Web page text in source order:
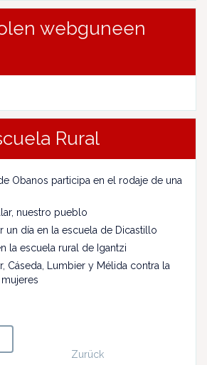
webguneen
Rural
Obanos participa en el rodaje de una
nuestro pueblo
un día en la escuela de Dicastillo
la escuela rural de Igantzi
Cáseda, Lumbier y Mélida contra la
Zurück